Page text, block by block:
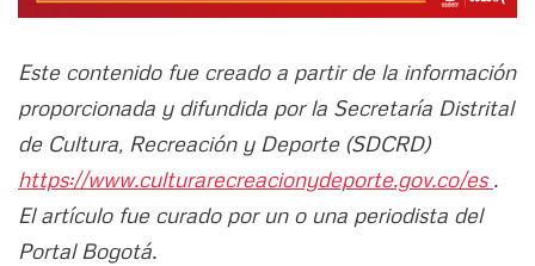
Este contenido fue creado a partir de la información
proporcionada y difundida por la Secretaría Distrital
de Cultura, Recreación y Deporte (SDCRD)
https://www.culturarecreacionydeporte.gov.co/es .
El artículo fue curado por un o una periodista del
Portal Bogotá.